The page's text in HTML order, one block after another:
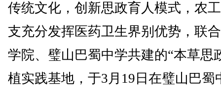
传统文化，创新思政育人模式，农
支充分发挥医药卫生界别优势，联
学院、璧山巴蜀中学共建的“本草思
植实践基地，于3月19日在璧山巴蜀